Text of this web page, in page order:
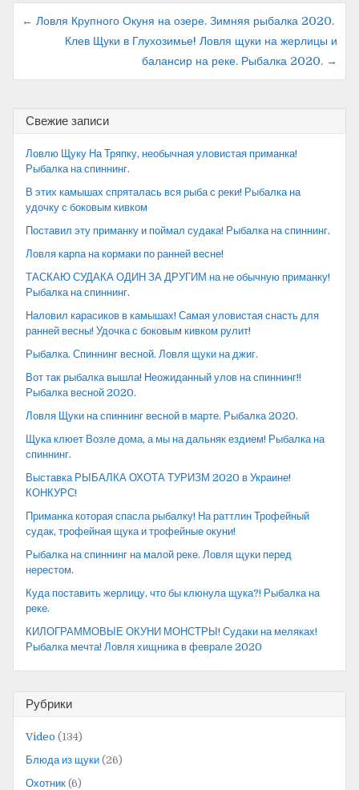
Навигация
записям
← Ловля Крупного Окуня на озере. Зимняя рыбалка 2020.
Клев Щуки в Глухозимье! Ловля щуки на жерлицы и
балансир на реке. Рыбалка 2020. →
Свежие записи
Ловлю Щуку На Тряпку, необычная уловистая приманка!
Рыбалка на спиннинг.
В этих камышах спряталась вся рыба с реки! Рыбалка на
удочку с боковым кивком
Поставил эту приманку и поймал судака! Рыбалка на спиннинг.
Ловля карпа на кормаки по ранней весне!
ТАСКАЮ СУДАКА ОДИН ЗА ДРУГИМ на не обычную приманку!
Рыбалка на спиннинг.
Наловил карасиков в камышах! Самая уловистая снасть для
ранней весны! Удочка с боковым кивком рулит!
Рыбалка. Спиннинг весной. Ловля щуки на джиг.
Вот так рыбалка вышла! Неожиданный улов на спиннинг!!
Рыбалка весной 2020.
Ловля Щуки на спиннинг весной в марте. Рыбалка 2020.
Щука клюет Возле дома, а мы на дальняк ездием! Рыбалка на
спиннинг.
Выставка РЫБАЛКА ОХОТА ТУРИЗМ 2020 в Украине!
КОНКУРС!
Приманка которая спасла рыбалку! На раттлин Трофейный
судак, трофейная щука и трофейные окуни!
Рыбалка на спиннинг на малой реке. Ловля щуки перед
нерестом.
Куда поставить жерлицу, что бы клюнула щука?! Рыбалка на
реке.
КИЛОГРАММОВЫЕ ОКУНИ МОНСТРЫ! Судаки на меляках!
Рыбалка мечта! Ловля хищника в феврале 2020
Рубрики
Video (134)
Блюда из щуки (26)
Охотник (6)